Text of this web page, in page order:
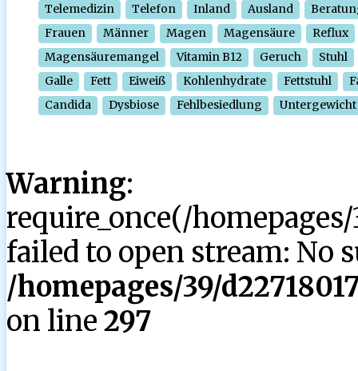
Telemedizin
Telefon Inland Ausland
Frauen
Männer Magen Magensäure
Reflux
Magensäuremangel
Vitamin B12 Geruch
Stuhl
Galle
Fett Eiweiß Kohlenhydrate Fettstuhl
Candida
Dysbiose Fehlbesiedlung Untergewicht
Warning:
require_once(/
failed to open stream: No
/homepages/39/
on line 297